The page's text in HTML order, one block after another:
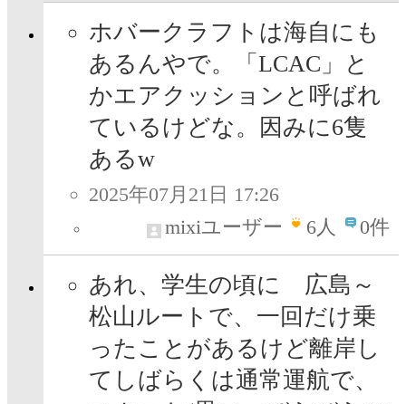
ホバークラフトは海自にも
あるんやで。「LCAC」と
かエアクッションと呼ばれ
ているけどな。因みに6隻
あるw
2025年07月21日 17:26
mixiユーザー
6人 0件
あれ、学生の頃に 広島～
松山ルートで、一回だけ乗
ったことがあるけど離岸し
てしばらくは通常運航で、